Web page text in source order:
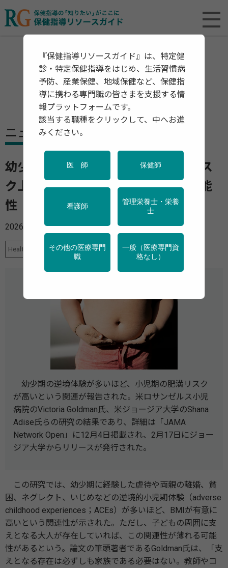
ニュース
幼少期の逆境体験が多いほど肥満リス
ク上昇、支える大人が保護因子の可能
性
2026年06月29日
HealthDay News 学校保健 母子保健
幼少期の逆境体験が多いほど、小児期の肥満リスク
が高いという関連が報告された。米ロサンゼルス小児
病院のVictoria Goldman氏、米ジョージア大学のShana
Adise氏らの研究の結果であり、詳細は「JAMA
Network Open」に12月4日掲載され、2月17日にジョー
ジア大学からリリースが発行された。
この研究では、幼少期に経験した虐待や両親の離婚、貧
困、ネグレクト、いじめなどの逆境的小児期体験（adverse
childhood experiences；ACEs）が多いほど、BMIが有意に
高いという関連性が示された。ただし、子どもの周囲に支
えとなる大人が存在していれば、この関連性が薄れる可能
性があるという。論文の筆頭著者であるGoldman氏は、「支
えとなる存在は必ずしも家族である必要はない。教師やコ
『保健指導リソースガイド』は、特定健
診・特定保健指導をはじめ、生活習慣病
予防、産業保健、地域保健など、保健指
導に携わる専門職の皆さまを支援する情
報プラットフォームです。
該当する職種をクリックして、中へお進
みください。
医 師 保健師
看護師
管理栄養士・栄養
士
その他の医療専門
職
一般（医療専門資
格なし）